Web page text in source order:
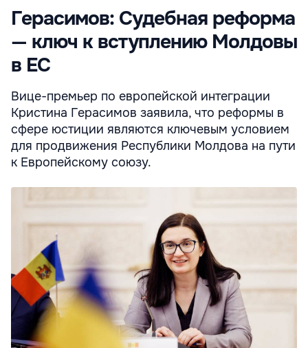
Герасимов: Судебная реформа
— ключ к вступлению Молдовы
в ЕС
Вице-премьер по европейской интеграции
Кристина Герасимов заявила, что реформы в
сфере юстиции являются ключевым условием
для продвижения Республики Молдова на пути
к Европейскому союзу.